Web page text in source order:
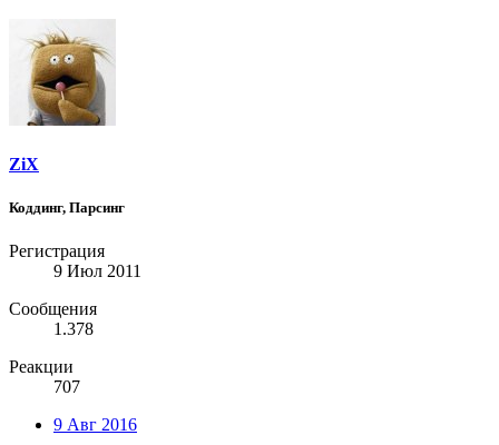
ZiX
Коддинг, Парсинг
Регистрация
9 Июл 2011
Сообщения
1.378
Реакции
707
9 Авг 2016